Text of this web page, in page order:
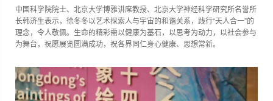
中国科学院院士、北京大学博雅讲席教授、北京大学神经科学研究所名誉所
长韩济生表示，徐冬冬以艺术探索人与宇宙的和谐关系，践行“天人合一”的
理念，令人敬佩。生命的精彩需以健康为基石，以思考为动力，以社会参与
为舞台，祝愿展览圆满成功，祝各界同仁身心健康、思想常新。